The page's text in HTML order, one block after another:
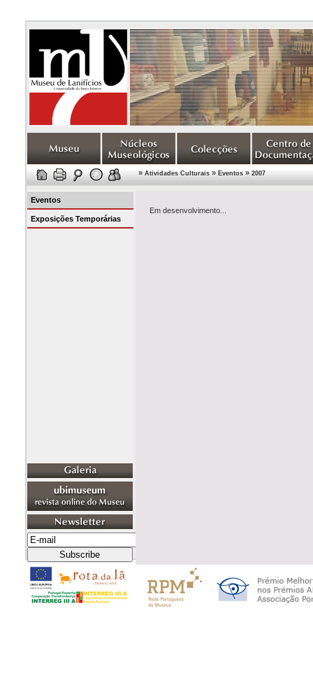
» Atividades Culturais» Eventos» 2007
Eventos
Exposições Temporárias
Em desenvolvimento...